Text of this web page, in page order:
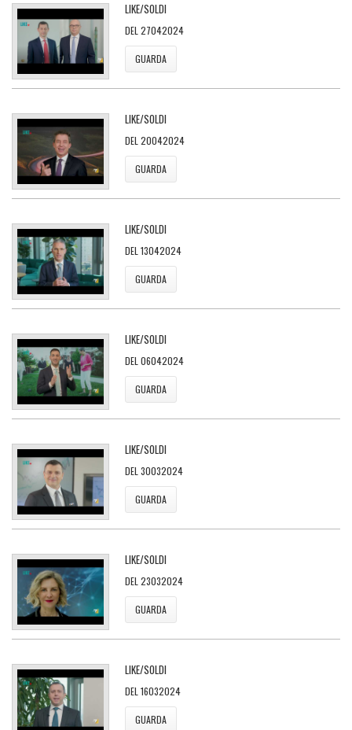
LIKE/SOLDI
DEL 27042024
GUARDA
LIKE/SOLDI
DEL 20042024
GUARDA
LIKE/SOLDI
DEL 13042024
GUARDA
LIKE/SOLDI
DEL 06042024
GUARDA
LIKE/SOLDI
DEL 30032024
GUARDA
LIKE/SOLDI
DEL 23032024
GUARDA
LIKE/SOLDI
DEL 16032024
GUARDA